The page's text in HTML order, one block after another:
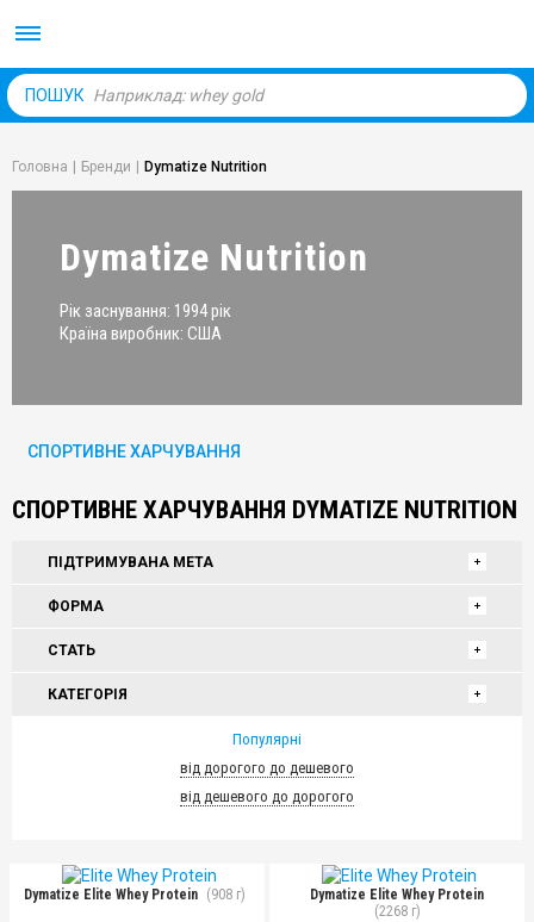
ПОШУК
Головна Бренди Dymatize Nutrition
Dymatize Nutrition
Рік заснування: 1994 рік
Країна виробник: США
СПОРТИВНЕ ХАРЧУВАННЯ
СПОРТИВНЕ ХАРЧУВАННЯ DYMATIZE NUTRITION
ПІДТРИМУВАНА МЕТА
ФОРМА
СТАТЬ
КАТЕГОРІЯ
Популярні
від дорогого до дешевого
від дешевого до дорогого
Dymatize Elite Whey Protein (908 г)
Dymatize Elite Whey Protein
(2268 г)